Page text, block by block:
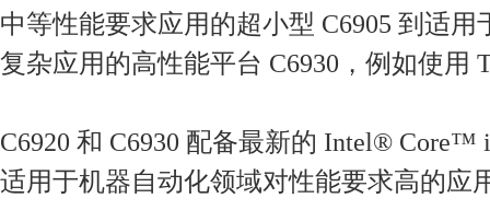
中等性能要求应用的超小型 C6905 到适
复杂应用的高性能平台 C6930，例如使用
C6920 和 C6930 配备最新的 Intel® Core™
适用于机器自动化领域对性能要求高的应